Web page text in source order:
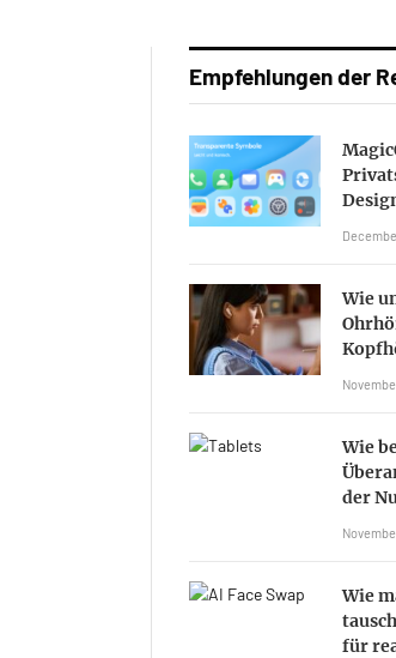
Empfehlungen der
Wie
Wie
der
Wie
für